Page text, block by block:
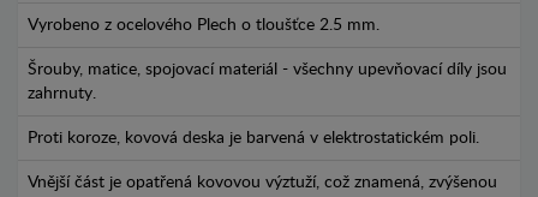
Vyrobeno z ocelového Plech o tloušťce 2.5 mm.
Šrouby, matice, spojovací materiál - všechny upevňovací díly jsou
zahrnuty.
Proti koroze, kovová deska je barvená v elektrostatickém poli.
Vnější část je opatřená kovovou výztuží, což znamená, zvýšenou